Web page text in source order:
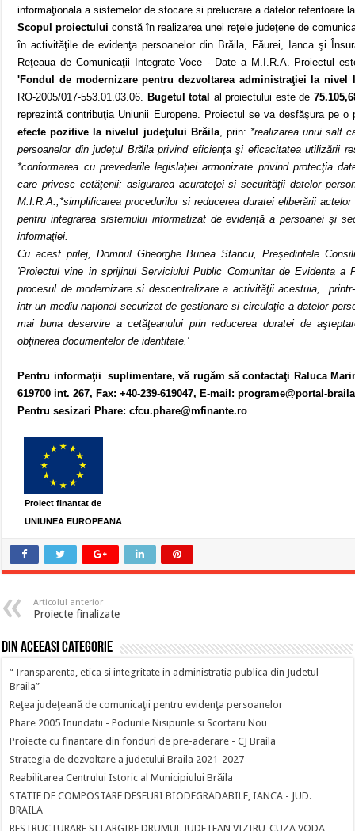
informaţionala a sistemelor de stocare si prelucrare a datelor referitoare
Scopul proiectului constă în realizarea unei reţele judeţene de
în activităţile de evidenţa persoanelor din Brăila, Făurei, Ianca şi
Reţeauade Comunicaţii Integrate Voce - Date a M.I.R.A. Proiectul
'Fondul de modernizare pentru dezvoltarea administraţiei la nivel
RO-2005/017-553.01.03.06. Bugetul total al proiectului este de
reprezintă contribuţia Uniunii Europene. Proiectul se va desfăşura pe o
efecte pozitive la nivelul judeţului Brăila, prin: *realizarea unui salt
persoanelor din judeţul Brăila privind eficienţa şi eficacitatea utilizării
*conformarea cu prevederile legislaţiei armonizate privind protecţia
care privesc cetăţenii; asigurarea acurateţei si securităţii datelor
M.I.R.A.;*simplificarea procedurilor si reducerea duratei eliberării
pentru integrarea sistemului informatizat de evidenţă a persoanei şi
informaţiei.
Cu acest prilej, Domnul Gheorghe Bunea Stancu, Preşedintele
'Proiectul vine in sprijinul Serviciului Public Comunitar de Evidenta a
procesul de modernizare si descentralizare a activităţii acestuia,
intr-un mediu naţional securizat de gestionare si circulaţie a datelor
mai buna deservire a cetăţeanului prin reducerea duratei de
obţinerea documentelor de identitate.'
Pentru informaţii suplimentare, vă rugăm să contactaţi Raluca
619700 int. 267, Fax: +40-239-619047, E-mail: programe@portal-
Pentru sesizari Phare: cfcu.phare@mfinante.ro
Proiect finantat de
UNIUNEA EUROPEANA
Articolul anterior
Proiecte finalizate
Din aceeasi categorie
“Transparenta, etica si integritate in administratia publica din Judetul
Braila”
Reţea judeţeană de comunicaţii pentru evidenţa persoanelor
Phare 2005 Inundatii - Podurile Nisipurile si Scortaru Nou
Proiecte cu finantare din fonduri de pre-aderare - CJ Braila
Strategia de dezvoltare a judetului Braila 2021-2027
Reabilitarea Centrului Istoric al Municipiului Brăila
STATIE DE COMPOSTARE DESEURI BIODEGRADABILE, IANCA - JUD.
BRAILA
RESTRUCTURARE SI LARGIRE DRUMUL JUDETEAN VIZIRU-CUZA VODA-